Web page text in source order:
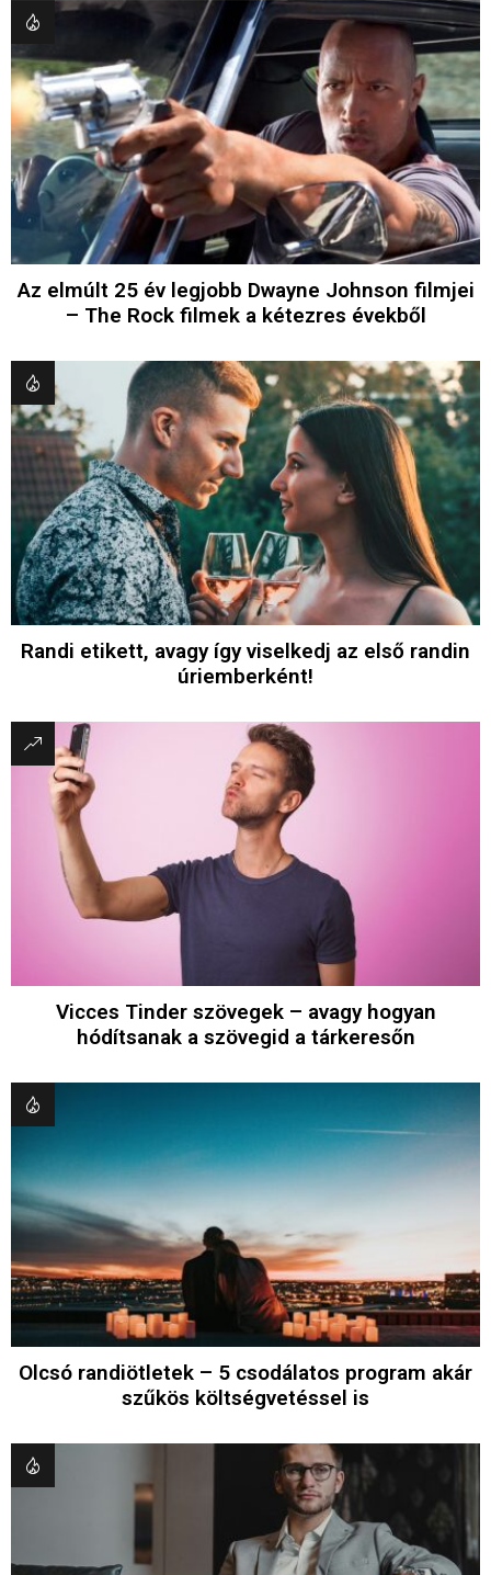
Az elmúlt 25 év legjobb Dwayne Johnson filmjei
– The Rock filmek a kétezres évekből
Randi etikett, avagy így viselkedj az első randin
úriemberként!
Vicces Tinder szövegek – avagy hogyan
hódítsanak a szövegid a tárkeresőn
Olcsó randiötletek – 5 csodálatos program akár
szűkös költségvetéssel is